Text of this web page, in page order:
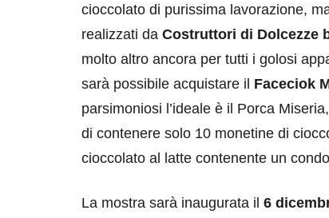
cioccolato di purissima lavorazione,
realizzati da Costruttori di Dolcezze
molto altro ancora per tutti i golosi
sarà possibile acquistare il Faceciok
parsimoniosi l’ideale è il Porca
di contenere solo 10 monetine di
cioccolato al latte contenente un
La mostra sarà inaugurata il 6
il Louvre in
di 4 ore
Paros e la
Immaturi